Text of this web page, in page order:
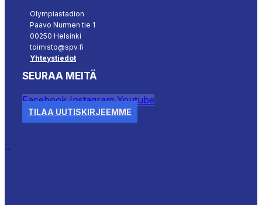
Olympiastadion
Paavo Nurmen tie 1
00250 Helsinki
toimisto@spv.fi
Yhteystiedot
SEURAA MEITÄ
Facebook Instagram Youtube
TILAA UUTISKIRJEEMME
``